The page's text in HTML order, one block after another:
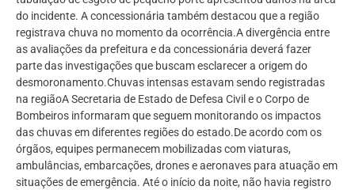
do incidente. A concessionária também destacou que a região
registrava chuva no momento da ocorrência.A divergência entre
as avaliações da prefeitura e da concessionária deverá fazer
parte das investigações que buscam esclarecer a origem do
desmoronamento.Chuvas intensas estavam sendo registradas
na regiãoA Secretaria de Estado de Defesa Civil e o Corpo de
Bombeiros informaram que seguem monitorando os impactos
das chuvas em diferentes regiões do estado.De acordo com os
órgãos, equipes permanecem mobilizadas com viaturas,
ambulâncias, embarcações, drones e aeronaves para atuação em
situações de emergência. Até o início da noite, não havia registro